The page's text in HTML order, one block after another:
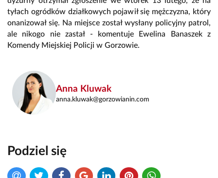
tyłach ogródków działkowych pojawił się mężczyzna, który
onanizował się. Na miejsce został wysłany policyjny patrol,
ale nikogo nie zastał - komentuje Ewelina Banaszek z
Komendy Miejskiej Policji w Gorzowie.
Anna Kluwak
anna.kluwak@gorzowianin.com
Podziel się